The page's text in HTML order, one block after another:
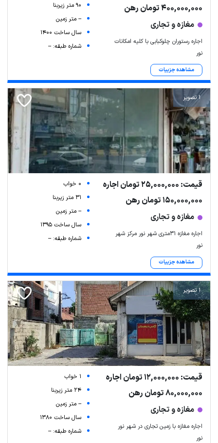
400,000,000 تومان رهن
مغازه و تجاری
اجاره رستوران چلوکبابی با کلیه امکانات
نور
مشاهده جزییات
90 متر زیربنا
-- متر زمین
سال ساخت 1400
شماره طبقه: --
1 تصویر
قیمت: 25,000,000 تومان اجاره
150,000,000 تومان رهن
مغازه و تجاری
اجاره مغازه ۳۱متری شهر نور مرکز شهر
نور
مشاهده جزییات
0 خواب
31 متر زیربنا
-- متر زمین
سال ساخت 1395
شماره طبقه: --
1 تصویر
قیمت: 12,000,000 تومان اجاره
80,000,000 تومان رهن
مغازه و تجاری
اجاره مغازه با زمین تجاری در شهر نور
نور
1 خواب
24 متر زیربنا
-- متر زمین
سال ساخت 1380
شماره طبقه: --